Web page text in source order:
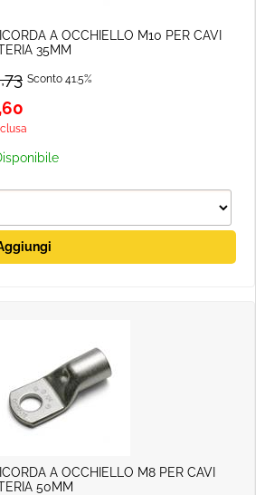
A OCCHIELLO M10 PER CAVI
35MM
Sconto 41.5%
A OCCHIELLO M8 PER CAVI
50MM